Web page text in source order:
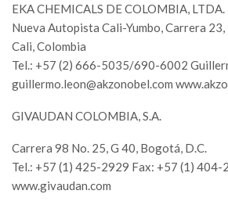
EKA CHEMICALS DE COLOMBIA, LTDA.
Nueva Autopista Cali-Yumbo, Carrera
Cali, Colombia
Tel.: +57 (2) 666-5035/690-6002
guillermo.leon@akzonobel.com
GIVAUDAN COLOMBIA, S.A.
Carrera 98 No. 25, G 40, Bogotá, D.C.
Tel.: +57 (1) 425-2929 Fax: +57 (1) 404-
www.givaudan.com